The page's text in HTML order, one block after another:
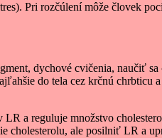
Pri rozčúlení môže človek
dychové cvičenia, naučiť
do tela cez krčnú
a reguluje množstvo
cholesterolu, ale posilniť LR a